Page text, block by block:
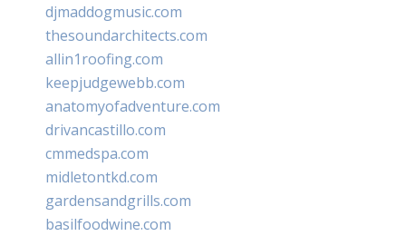
djmaddogmusic.com
thesoundarchitects.com
allin1roofing.com
keepjudgewebb.com
anatomyofadventure.com
drivancastillo.com
cmmedspa.com
midletontkd.com
gardensandgrills.com
basilfoodwine.com